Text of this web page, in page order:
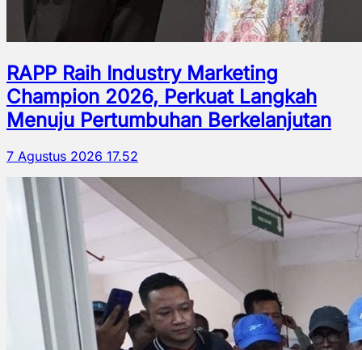
RAPP Raih Industry Marketing
Champion 2026, Perkuat Langkah
Menuju Pertumbuhan Berkelanjutan
7 Agustus 2026 17.52